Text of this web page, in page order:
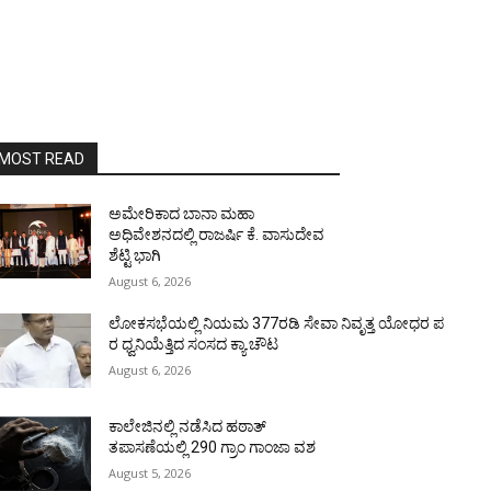
READ
ಅಮೇರಿಕಾದ ಬಾನಾ ಮಹಾ
ಅಧಿವೇಶನದಲ್ಲಿ ರಾಜರ್ಷಿ ಕೆ. ವಾಸುದೇವ
ಶೆಟ್ಟಿ ಭಾಗಿ
August 6, 2026
ಲೋಕಸಭೆಯಲ್ಲಿ ನಿಯಮ 377ರಡಿ ಸೇವಾ ನಿವೃತ್ತ ಯೋಧರ ಪ
ರ ಧ್ವನಿಯೆತ್ತಿದ ಸಂಸದ ಕ್ಯಾ.ಚೌಟ
August 6, 2026
ಕಾಲೇಜಿನಲ್ಲಿ ನಡೆಸಿದ ಹಠಾತ್
ತಪಾಸಣೆಯಲ್ಲಿ 290 ಗ್ರಾಂ ಗಾಂಜಾ ವಶ
August 5, 2026